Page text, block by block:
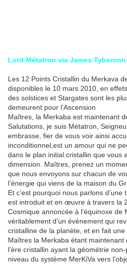
Lord Métatron via James Tyberonn
Les 12 Points Cristallin du Merkava
disponibles le 10 mars 2010, en
des solstices et Stargates sont les
demeurent pour l’Ascension
Maîtres, la Merkaba est maintenant
Salutations, je suis Métatron,
embrasse, fier de vous voir ainsi
inconditionnel,est un amour qui ne
dans le plan initial cristallin que vous
dimension. Maîtres, prenez un
que nous envoyons sur chacun de
l’énergie qui viens de la maison du
Et c’est pourquoi nous parlons
est introduit et en œuvre à travers la
Cosmique annoncée à l’équinoxe de
véritablement d’un événement qui
cristalline de la planète, et en fait une
Maîtres la Merkaba étant
l’ère cristallin ayant la géométrie
niveau du système MerKiVa vers